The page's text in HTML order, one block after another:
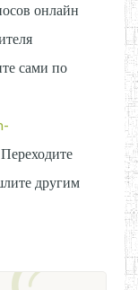
онлайн
сами по
другим